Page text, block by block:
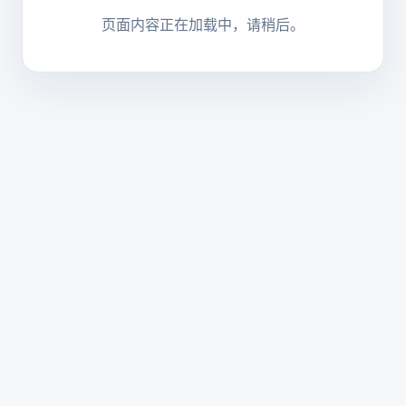
页面内容正在加载中，请稍后。